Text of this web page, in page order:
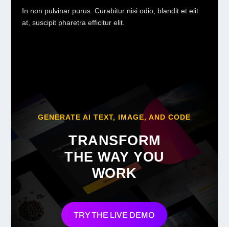
In non pulvinar purus. Curabitur nisi odio, blandit et elit
at, suscipit pharetra efficitur elit.
GENERATE AI TEXT, IMAGE, AND CODE
TRANSFORM
THE WAY YOU
WORK
TRY THE LIVE DEMO